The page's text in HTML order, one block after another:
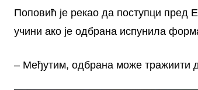
Поповић је рекао да поступци пред
учини ако је одбрана испунила
– Међутим, одбрана може тражиити